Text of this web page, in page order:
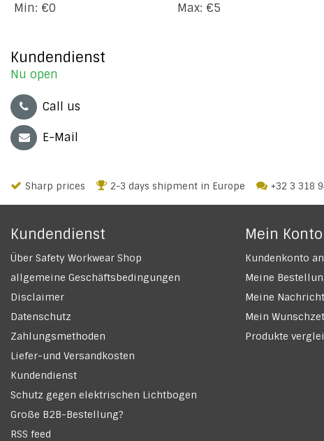
Min: €0 Max: €5
Kundendienst
Nu open
Call us
E-Mail
Sharp prices 2-3 days shipment in Europe +32 3 318
Kundendienst
Über Safety Workwear Shop
allgemeine Geschäftsbedingungen
Disclaimer
Datenschutz
Zahlungsmethoden
Liefer-und Versandkosten
Kundendienst
Schutz gegen elektrischen Lichtbogen
Große B2B-Bestellung?
RSS feed
Mein Konto
Kundenkonto
Meine
Meine
Mein
Produkte